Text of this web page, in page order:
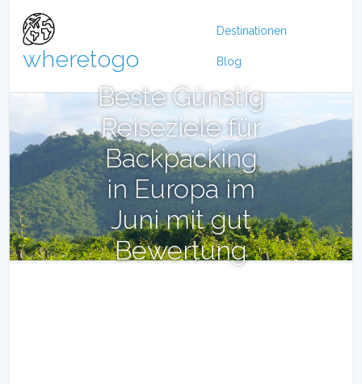
wheretogo
Destinationen
Blog
Beste Günstig
Reiseziele für
Backpacking
in Europa im
Juni mit gut
Bewertung